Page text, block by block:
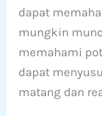
dapat
mungkin
memahami
dapat
matang dan